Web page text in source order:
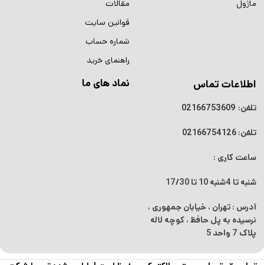
ماژول
مقالات
قوانین سایت
شماره حساب
راهنمای خرید
اطلاعات تماس
تلفن: 02166753609
تلفن: 02166754126
ساعت کاری :
شنبه تا 4شنبه 10 تا 17/30
آدرس : تهران ، خیابان جمهوری ،
نرسیده به پل حافظ ، کوچه لاله
پلاک 7 واحد 5
نماد های ما